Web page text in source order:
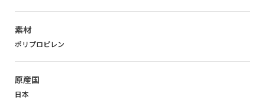
素材
ポリプロピレン
原産国
日本